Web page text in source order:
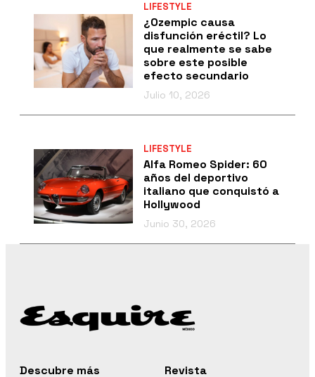
LIFESTYLE
¿Ozempic causa
disfunción eréctil? Lo
que realmente se sabe
sobre este posible
efecto secundario
Julio 10, 2026
LIFESTYLE
Alfa Romeo Spider: 60
años del deportivo
italiano que conquistó a
Hollywood
Junio 30, 2026
Descubre más
Revista